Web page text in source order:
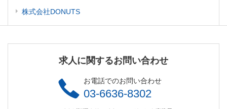
株式会社DONUTS
求人に関するお問い合わせ
お電話でのお問い合わせ
03-6636-8302